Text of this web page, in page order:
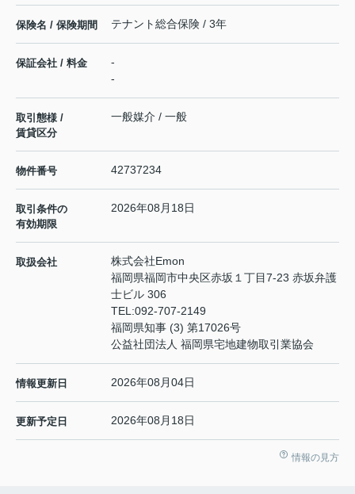
保険名 / 保険期間 テナント総合保険 / 3年
保証会社 / 料金
-
-
取引態様 /
賃貸区分
一般媒介 / 一般
物件番号 42737234
取引条件の
有効期限
2026年08月18日
取扱会社
株式会社Emon
福岡県福岡市中央区赤坂１丁目7-23 赤坂弁護
士ビル 306
TEL:092-707-2149
福岡県知事 (3) 第17026号
公益社団法人 福岡県宅地建物取引業協会
情報更新日 2026年08月04日
更新予定日 2026年08月18日
情報の見方